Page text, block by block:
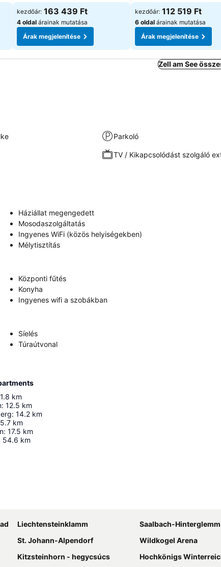
kezdőár: 163 439 Ft
4 oldal árainak mutatása
Árak megjelenítése
kezdőár: 112 519 Ft
6 oldal árainak mutatása
Árak megjelenítése
Zell am See
Parkoló
TV / Kikapcsolódást szolgáló
Háziállat megengedett
Mosodaszolgáltatás
Ingyenes WiFi (közös helyiségekben)
Mélytisztítás
Központi fűtés
Konyha
Ingyenes wifi a szobákban
Síelés
Túraútvonal
km
: 12.5 km
: 14.2 km
km
: 17.5 km
54.6 km
Liechtensteinklamm
Saalbach-Hinterglemm
St. Johann-Alpendorf
Wildkogel Arena
Kitzsteinhorn - hegycsúcs
Hochkönigs Winterreich - Mühlbach